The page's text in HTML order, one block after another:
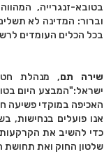
בטובא-זנגרייה,
וברור: המדינה לא
בכל הכלים העומדים
שירה תם, מנהלת
ישראל:"המבצע היום
האכיפה במוקדי פשיעה
אנו פועלים בנחישות,
כדי להשיב את הקרקעות
שלטון החוק ואת תחושת